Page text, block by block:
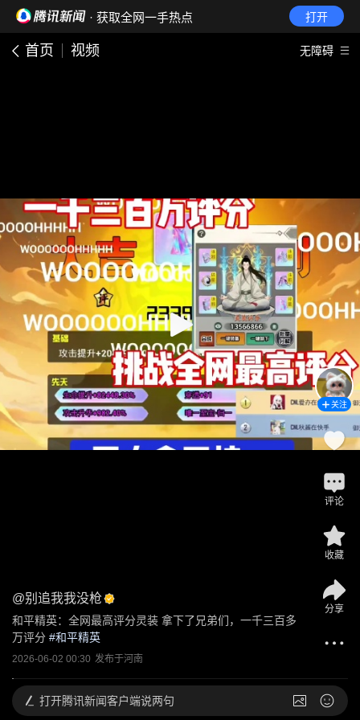
· 获取全网一手热点 打开
首页 视频 无障碍
@别追我我没枪
和平精英：全网最高评分灵装 拿下了兄弟们，一千三百多
万评分 #和平精英
2026-06-02 00:30 发布于河南
关注
评论
收藏
分享
打开腾讯新闻客户端说两句